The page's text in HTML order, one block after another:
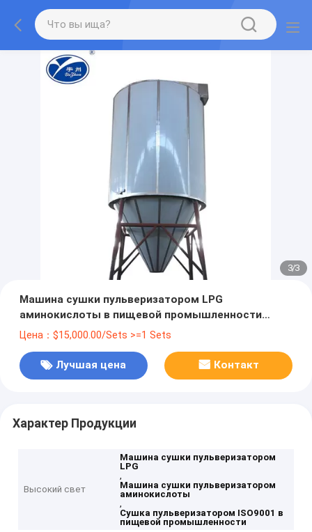
1/3
Машина сушки пульверизатором LPG
аминокислоты в пищевой промышленности
ISO9001
Цена：$15,000.00/Sets >=1 Sets
Лучшая цена Контакт
Характер Продукции
Высокий свет
Машина сушки пульверизатором
LPG
,
Машина сушки пульверизатором
аминокислоты
,
Сушка пульверизатором ISO9001 в
пищевой промышленности